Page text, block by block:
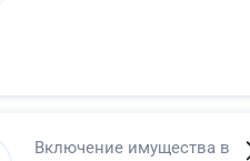
Включение имущества в